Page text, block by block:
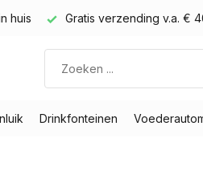
huis Gratis verzending v.a. €
Drinkfonteinen